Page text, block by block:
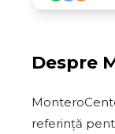
Despre
referință